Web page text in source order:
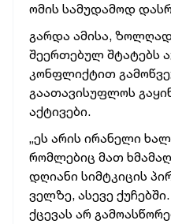
ომის სამუდამოდ
გარდა ამისა,
შეერთებულ შტატებს
კონფლიქტით
გაათავისუფლოს
აქტივები.
„ეს არის ირანელი
რომლებიც მათ
დღიანი სიმტკიცის
ველზე, ასევე
ქცევას არ